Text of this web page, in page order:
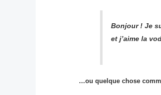
Bonjour ! Je
et j’aime la
…ou quelque chose